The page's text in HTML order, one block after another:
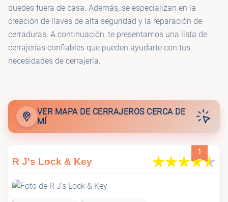
quedes fuera de casa. Además, se especializan en la
creación de llaves de alta seguridad y la reparación de
cerraduras. A continuación, te presentamos una lista de
cerrajerías confiables que pueden ayudarte con tus
necesidades de cerrajería.
VER MAPA DE CERRAJEROS CERCA DE
MÍ
1
R J's Lock & Key